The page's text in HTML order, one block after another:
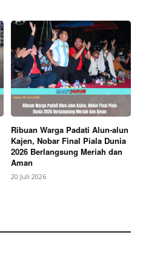
Ribuan Warga Padati Alun-alun
Kajen, Nobar Final Piala Dunia
2026 Berlangsung Meriah dan
Aman
20 Juli 2026